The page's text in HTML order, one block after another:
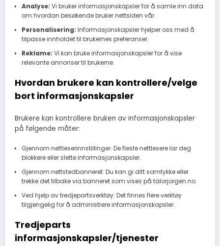
Analyse: Vi bruker informasjonskapsler for å samle inn data
om hvordan besøkende bruker nettsiden vår.
Personalisering: Informasjonskapsler hjelper oss med å
tilpasse innholdet til brukernes preferanser.
Reklame: Vi kan bruke informasjonskapsler for å vise
relevante annonser til brukerne.
Hvordan brukere kan kontrollere/velge
bort informasjonskapsler
Brukere kan kontrollere bruken av informasjonskapsler
på følgende måter:
Gjennom nettleserinnstillinger: De fleste nettlesere lar deg
blokkere eller slette informasjonskapsler.
Gjennom nettstedbanneret: Du kan gi ditt samtykke eller
trekke det tilbake via banneret som vises på talorjorgen.no.
Ved hjelp av tredjepartsverktøy: Det finnes flere verktøy
tilgjengelig for å administrere informasjonskapsler.
Tredjeparts
informasjonskapsler/tjenester